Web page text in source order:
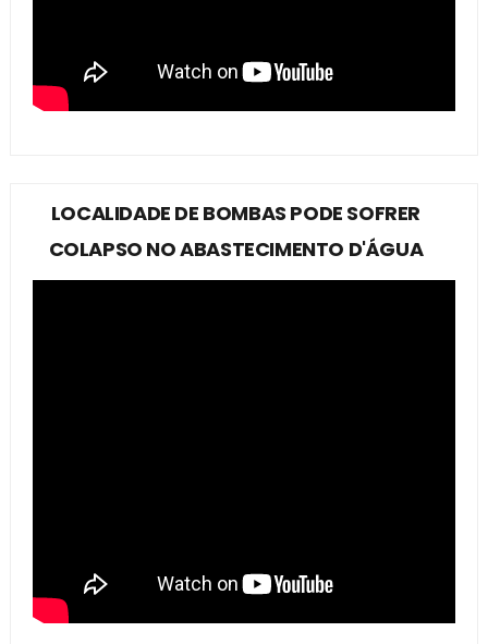
LOCALIDADE DE BOMBAS PODE SOFRER
COLAPSO NO ABASTECIMENTO D'ÁGUA